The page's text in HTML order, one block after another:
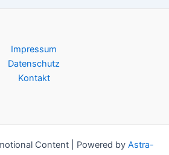
Impressum
Datenschutz
Kontakt
Content | Powered by Astra-